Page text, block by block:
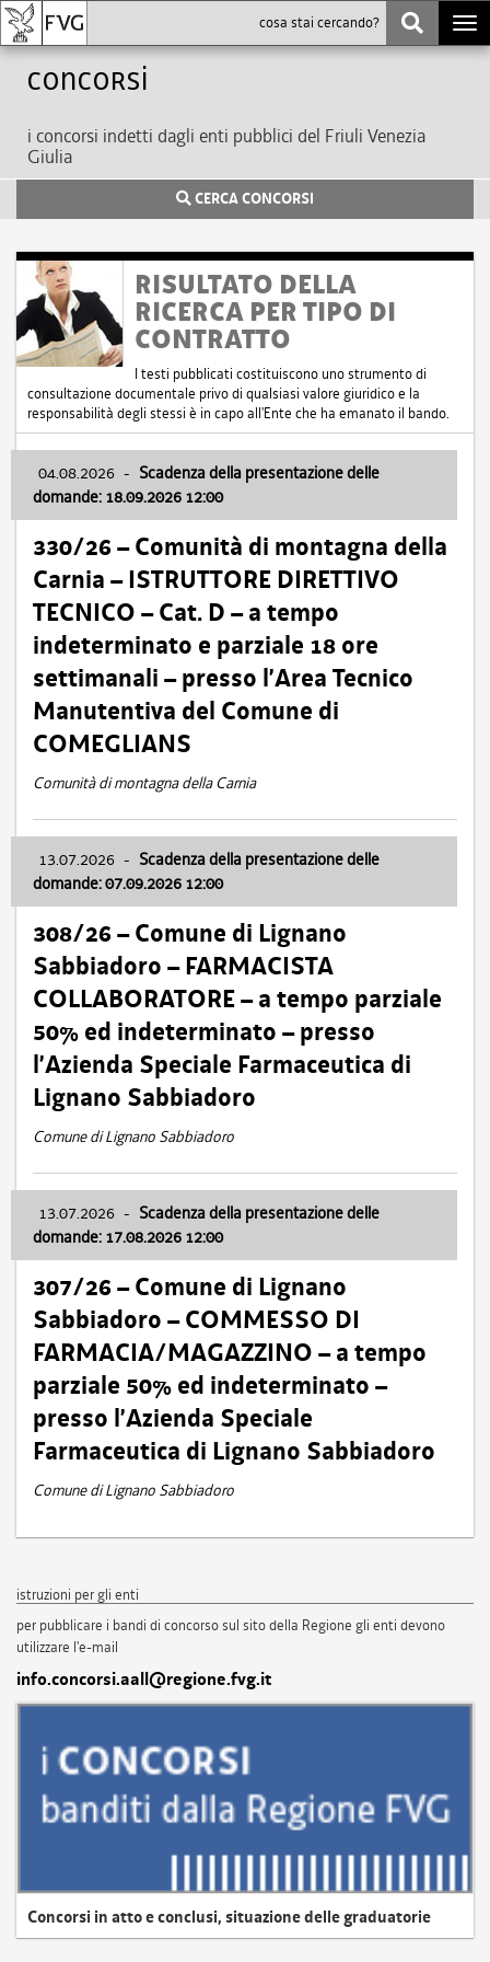
Concorsi
i concorsi indetti dagli enti pubblici del Friuli Venezia
Giulia
CERCA CONCORSI
RISULTATO DELLA
RICERCA PER TIPO DI
CONTRATTO
I testi pubblicati costituiscono uno strumento di
consultazione documentale privo di qualsiasi valore giuridico e la
responsabilità degli stessi è in capo all'Ente che ha emanato il bando.
04.08.2026 - Scadenza della presentazione delle
domande: 18.09.2026 12:00
330/26 – Comunità di montagna della
Carnia – ISTRUTTORE DIRETTIVO
TECNICO – Cat. D – a tempo
indeterminato e parziale 18 ore
settimanali – presso l’Area Tecnico
Manutentiva del Comune di
COMEGLIANS
Comunità di montagna della Carnia
13.07.2026 - Scadenza della presentazione delle
domande: 07.09.2026 12:00
308/26 – Comune di Lignano
Sabbiadoro – FARMACISTA
COLLABORATORE – a tempo parziale
50% ed indeterminato – presso
l’Azienda Speciale Farmaceutica di
Lignano Sabbiadoro
Comune di Lignano Sabbiadoro
13.07.2026 - Scadenza della presentazione delle
domande: 17.08.2026 12:00
307/26 – Comune di Lignano
Sabbiadoro – COMMESSO DI
FARMACIA/MAGAZZINO – a tempo
parziale 50% ed indeterminato –
presso l’Azienda Speciale
Farmaceutica di Lignano Sabbiadoro
Comune di Lignano Sabbiadoro
istruzioni per gli enti
per pubblicare i bandi di concorso sul sito della Regione gli enti devono
utilizzare l'e-mail
info.concorsi.aall@regione.fvg.it
Concorsi in atto e conclusi, situazione delle graduatorie